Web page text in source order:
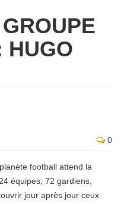
HUGO
0
football attend la
équipes, 72 gardiens,
jour après jour ceux